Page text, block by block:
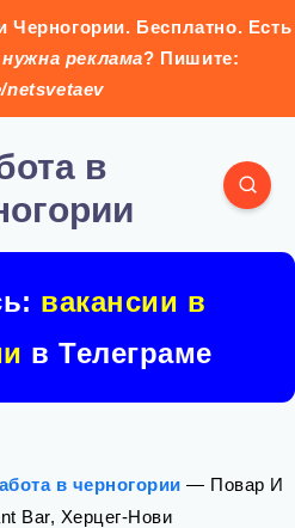
Бесплатно. Есть
нужна реклама? Пишите:
netsvetaev
вакансии в
в Телеграме
в черногории — Повар И
Bar, Херцег-Нови